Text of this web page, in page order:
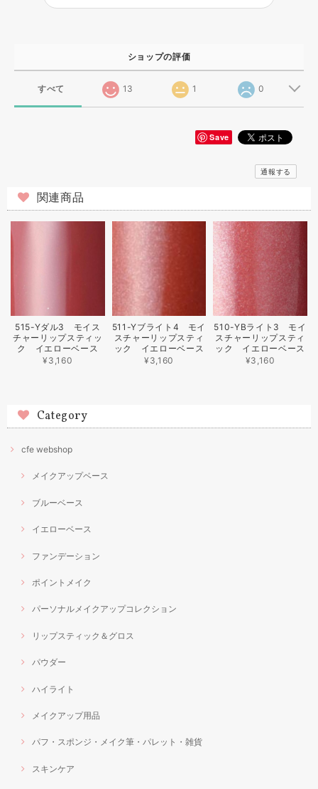
ショップの評価
すべて 13 1 0
Save
通報する
関連商品
515-Yダル3 モイス
チャーリップスティッ
ク イエローベース
¥3,160
511-Yブライト4 モイ
スチャーリップスティ
ック イエローベース
¥3,160
510-YBライト3 モイ
スチャーリップスティ
ック イエローベース
¥3,160
Category
cfe webshop
メイクアップベース
ブルーベース
イエローベース
ファンデーション
ポイントメイク
パーソナルメイクアップコレクション
リップスティック＆グロス
パウダー
ハイライト
メイクアップ用品
パフ・スポンジ・メイク筆・パレット・雑貨
スキンケア